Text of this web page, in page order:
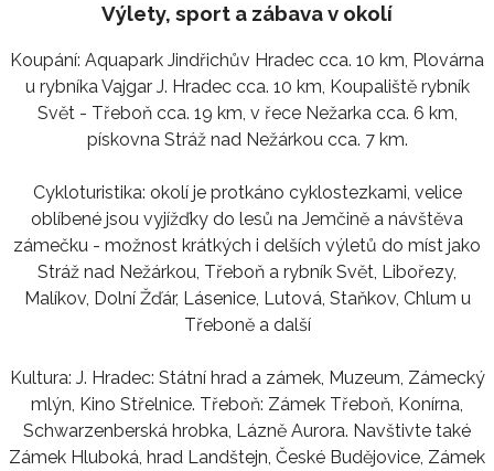
Výlety, sport a zábava v okolí
Koupání: Aquapark Jindřichův Hradec cca. 10 km, Plovárna
u rybníka Vajgar J. Hradec cca. 10 km, Koupaliště rybník
Svět - Třeboň cca. 19 km, v řece Nežarka cca. 6 km,
pískovna Stráž nad Nežárkou cca. 7 km.
Cykloturistika: okolí je protkáno cyklostezkami, velice
oblíbené jsou vyjížďky do lesů na Jemčině a návštěva
zámečku - možnost krátkých i delších výletů do míst jako
Stráž nad Nežárkou, Třeboň a rybník Svět, Libořezy,
Malíkov, Dolní Žďár, Lásenice, Lutová, Staňkov, Chlum u
Třeboně a další
Kultura: J. Hradec: Státní hrad a zámek, Muzeum, Zámecký
mlýn, Kino Střelnice. Třeboň: Zámek Třeboň, Konírna,
Schwarzenberská hrobka, Lázně Aurora. Navštivte také
Zámek Hluboká, hrad Landštejn, České Budějovice, Zámek